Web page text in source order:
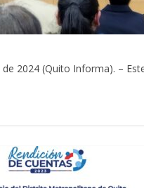
2024 (Quito Informa). –